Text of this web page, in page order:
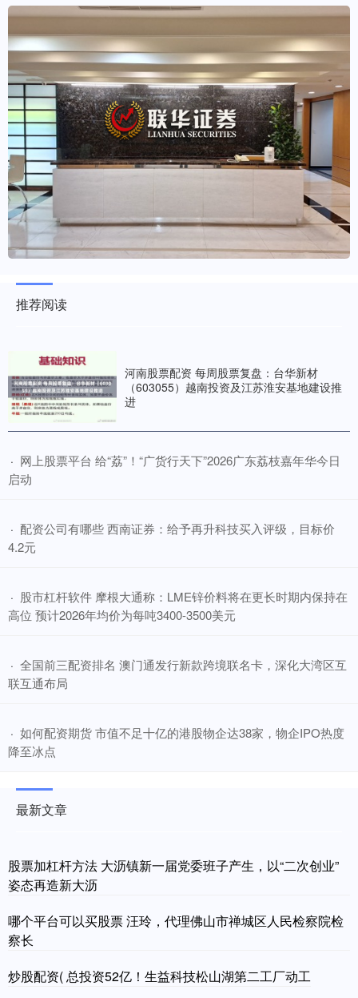
推荐阅读
河南股票配资 每周股票复盘：台华新材
（603055）越南投资及江苏淮安基地建设推
进
· ​网上股票平台 给“荔”！“广货行天下”2026广东荔枝嘉年华今日
启动
· ​配资公司有哪些 西南证券：给予再升科技买入评级，目标价
4.2元
· ​股市杠杆软件 摩根大通称：LME锌价料将在更长时期内保持在
高位 预计2026年均价为每吨3400-3500美元
· ​全国前三配资排名 澳门通发行新款跨境联名卡，深化大湾区互
联互通布局
· ​如何配资期货 市值不足十亿的港股物企达38家，物企IPO热度
降至冰点
最新文章
股票加杠杆方法 大沥镇新一届党委班子产生，以“二次创业”
姿态再造新大沥
哪个平台可以买股票 汪玲，代理佛山市禅城区人民检察院检
察长
炒股配资( 总投资52亿！生益科技松山湖第二工厂动工